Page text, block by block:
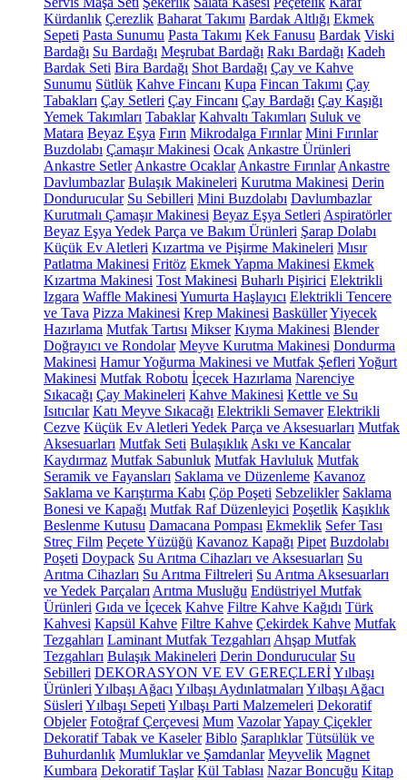
Kürdanlık Çerezlik Baharat Takımı Bardak Altlığı Ekmek
Sepeti Pasta Sunumu Pasta Takımı Kek Fanusu Bardak Viski
Bardağı Su Bardağı Meşrubat Bardağı Rakı Bardağı Kadeh
Bardak Seti Bira Bardağı Shot Bardağı Çay ve Kahve
Sunumu Sütlük Kahve Fincanı Kupa Fincan Takımı Çay
Tabakları Çay Setleri Çay Fincanı Çay Bardağı Çay Kaşığı
Yemek Takımları Tabaklar Kahvaltı Takımları Suluk ve
Matara Beyaz Eşya Fırın Mikrodalga Fırınlar Mini Fırınlar
Buzdolabı Çamaşır Makinesi Ocak Ankastre Ürünleri
Ankastre Setler Ankastre Ocaklar Ankastre Fırınlar Ankastre
Davlumbazlar Bulaşık Makineleri Kurutma Makinesi Derin
Dondurucular Su Sebilleri Mini Buzdolabı Davlumbazlar
Kurutmalı Çamaşır Makinesi Beyaz Eşya Setleri Aspiratörler
Beyaz Eşya Yedek Parça ve Bakım Ürünleri Şarap Dolabı
Küçük Ev Aletleri Kızartma ve Pişirme Makineleri Mısır
Patlatma Makinesi Fritöz Ekmek Yapma Makinesi Ekmek
Kızartma Makinesi Tost Makinesi Buharlı Pişirici Elektrikli
Izgara Waffle Makinesi Yumurta Haşlayıcı Elektrikli Tencere
ve Tava Pizza Makinesi Krep Makinesi BasküllerYiyecek
Hazırlama Mutfak Tartısı Mikser Kıyma Makinesi Blender
Doğrayıcı ve Rondolar Meyve Kurutma Makinesi Dondurma
Makinesi Hamur Yoğurma Makinesi ve Mutfak Şefleri Yoğurt
Makinesi Mutfak Robotu İçecek Hazırlama Narenciye
Sıkacağı Çay Makineleri Kahve Makinesi Kettle ve Su
Isıtıcılar Katı Meyve Sıkacağı Elektrikli Semaver Elektrikli
Cezve Küçük Ev Aletleri Yedek Parça ve Aksesuarları Mutfak
Aksesuarları Mutfak Seti Bulaşıklık Askı ve Kancalar
Kaydırmaz Mutfak Sabunluk Mutfak Havluluk Mutfak
Seramik ve Fayansları Saklama ve Düzenleme Kavanoz
Saklama ve Karıştırma Kabı Çöp Poşeti Sebzelikler Saklama
Bonesi ve Kapağı Mutfak Raf Düzenleyici Poşetlik Kaşıklık
Beslenme Kutusu Damacana Pompası Ekmeklik Sefer Tası
Streç Film Peçete Yüzüğü Kavanoz Kapağı Pipet Buzdolabı
Poşeti Doypack Su Arıtma Cihazları ve Aksesuarları Su
Arıtma Cihazları Su Arıtma Filtreleri Su Arıtma Aksesuarları
ve Yedek Parçaları Arıtma Musluğu Endüstriyel Mutfak
Ürünleri Gıda ve İçecek Kahve Filtre Kahve Kağıdı Türk
Kahvesi Kapsül Kahve Filtre Kahve Çekirdek Kahve Mutfak
Tezgahları Laminant Mutfak Tezgahları Ahşap Mutfak
Tezgahları Bulaşık Makineleri Derin Dondurucular Su
Sebilleri DEKORASYON VE EV GEREÇLERİYılbaşı
Ürünleri Yılbaşı Ağacı Yılbaşı Aydınlatmaları Yılbaşı Ağacı
Süsleri Yılbaşı Sepeti Yılbaşı Parti Malzemeleri Dekoratif
Objeler Fotoğraf Çerçevesi Mum VazolarYapay Çiçekler
Dekoratif Tabak ve Kaseler Biblo Şaraplıklar Tütsülük ve
Buhurdanlık Mumluklar ve Şamdanlar Meyvelik Magnet
Kumbara Dekoratif Taşlar Kül Tablası Nazar Boncuğu Kitap